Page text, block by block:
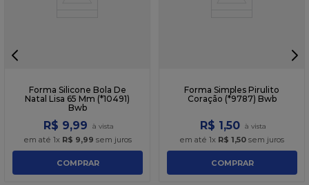
Forma Silicone Bola De
Natal Lisa 65 Mm (*10491)
Bwb
R$ 9,99
em até 1x R$ 9,99 sem juros
COMPRAR
Forma Simples Pirulito
Coração (*9787) Bwb
R$ 1 ,50
em até 1x R$ 1,50 sem juros
COMPRAR